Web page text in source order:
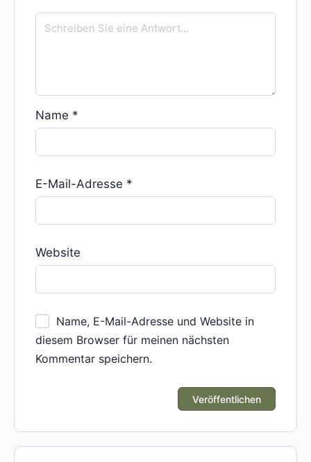
Name *
E-Mail-Adresse *
Website
Name, E-Mail-Adresse und Website in
diesem Browser für meinen nächsten
Kommentar speichern.